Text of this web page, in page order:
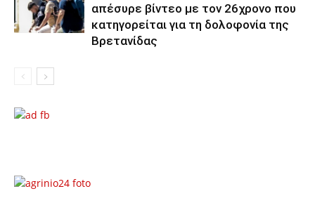
απέσυρε βίντεο με τον 26χρονο που
κατηγορείται για τη δολοφονία της
Βρετανίδας